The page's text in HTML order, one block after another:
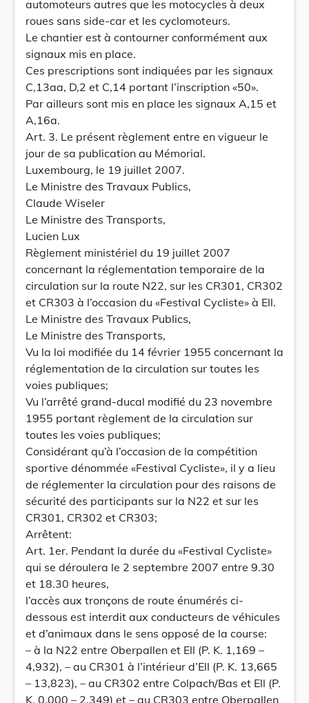
automoteurs autres que les motocycles à deux
roues sans side-car et les cyclomoteurs.
Le chantier est à contourner conformément aux
signaux mis en place.
Ces prescriptions sont indiquées par les signaux
C,13aa, D,2 et C,14 portant l’inscription «50».
Par ailleurs sont mis en place les signaux A,15 et
A,16a.
Art. 3. Le présent règlement entre en vigueur le
jour de sa publication au Mémorial.
Luxembourg, le 19 juillet 2007.
Le Ministre des Travaux Publics,
Claude Wiseler
Le Ministre des Transports,
Lucien Lux
Règlement ministériel du 19 juillet 2007
concernant la réglementation temporaire de la
circulation sur la route N22, sur les CR301, CR302
et CR303 à l’occasion du «Festival Cycliste» à Ell.
Le Ministre des Travaux Publics,
Le Ministre des Transports,
Vu la loi modifiée du 14 février 1955 concernant la
réglementation de la circulation sur toutes les
voies publiques;
Vu l’arrêté grand-ducal modifié du 23 novembre
1955 portant règlement de la circulation sur
toutes les voies publiques;
Considérant qu’à l’occasion de la compétition
sportive dénommée «Festival Cycliste», il y a lieu
de réglementer la circulation pour des raisons de
sécurité des participants sur la N22 et sur les
CR301, CR302 et CR303;
Arrêtent:
Art. 1er. Pendant la durée du «Festival Cycliste»
qui se déroulera le 2 septembre 2007 entre 9.30
et 18.30 heures,
l’accès aux tronçons de route énumérés ci-
dessous est interdit aux conducteurs de véhicules
et d’animaux dans le sens opposé de la course:
– à la N22 entre Oberpallen et Ell (P. K. 1,169 –
4,932), – au CR301 à l’intérieur d’Ell (P. K. 13,665
– 13,823), – au CR302 entre Colpach/Bas et Ell (P.
K. 0,000 – 2,349) et – au CR303 entre Oberpallen